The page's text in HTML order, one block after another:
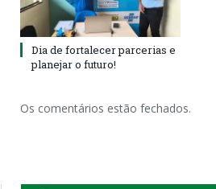
Dia de fortalecer parcerias e
planejar o futuro!
Os comentários estão fechados.